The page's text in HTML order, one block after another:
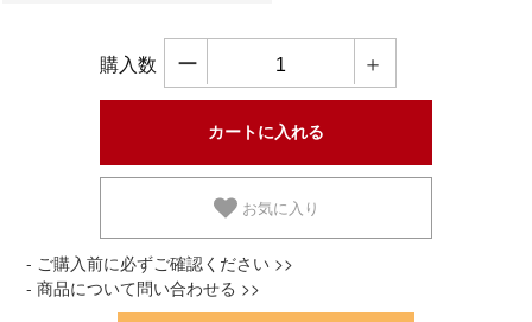
購入数 ー ＋
お気に入り
- ご購入前に必ずご確認ください >>
- 商品について問い合わせる >>